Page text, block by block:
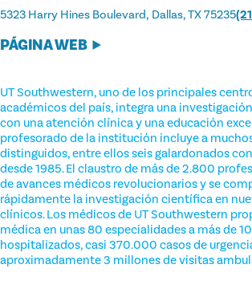
5323 Harry Hines Boulevard Dallas, TX 75235
PÁGINA WEB
UT Southwestern, uno de los principales
académicos del país, integra una
con una atención clínica y una educación
profesorado de la institución incluye a
distinguidos, entre ellos seis galardonados
desde 1985. El claustro de más de 2.800
de avances médicos revolucionarios y se
rápidamente la investigación científica en
clínicos. Los médicos de UT Southwestern
médica en unas 80 especialidades a más de
hospitalizados, casi 370.000 casos de
aproximadamente 3 millones de visitas